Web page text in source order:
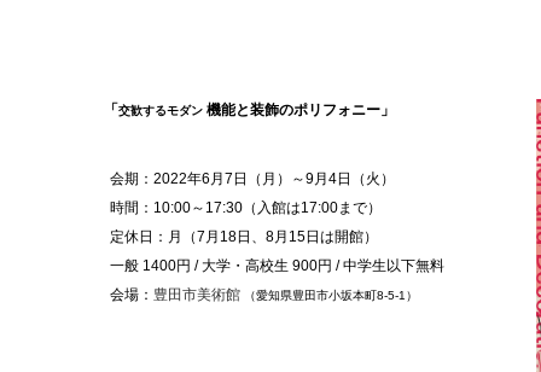
「 交歓するモダン 機能と装飾のポリフォニー 」
会期：2022年6月7日（月）～9月4日（火）
時間：10:00～17:30（入館は17:00まで）
定休日：月（7月18日、8月15日は開館）
一般 1400円 / 大学・高校生 900円 / 中学生以下無料
会場： 豊田市美術館 （愛知県豊田市小坂本町8-5-1）